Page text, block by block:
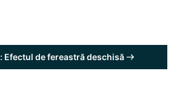
Efectul de fereastră deschisă